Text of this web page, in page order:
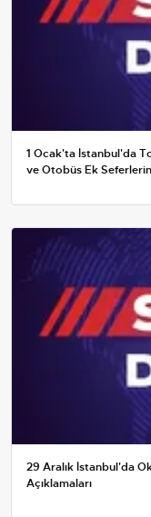
1 Ocak'ta İstanbul'da
ve Otobüs Ek
29 Aralık İstanbul'da
Açıklamaları